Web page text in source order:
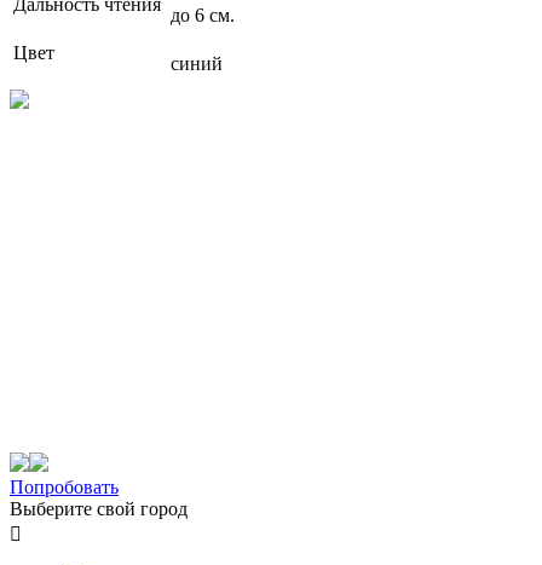
Дальность чтения
до 6 см.
Цвет
синий
Попробовать
Выберите свой город
